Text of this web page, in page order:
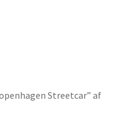
Streetcar” af